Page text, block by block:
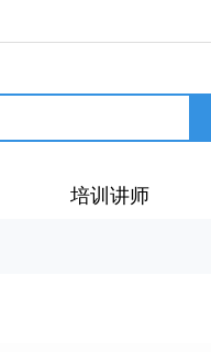
培训讲师